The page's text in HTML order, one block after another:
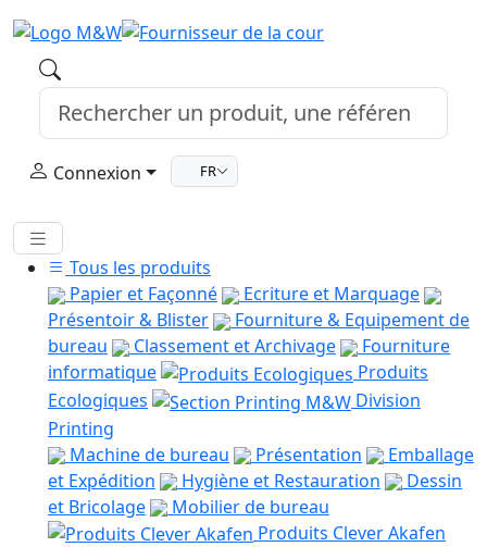
Connexion FR
Tous les produits
Papier et Façonné
Ecriture et Marquage
Présentoir & Blister
Fourniture & Equipement de
bureau
Classement et Archivage
Fourniture
informatique
Produits
Ecologiques
Division
Printing
Machine de bureau
Présentation
Emballage
et Expédition
Hygiène et Restauration
Dessin
et Bricolage
Mobilier de bureau
Produits Clever Akafen